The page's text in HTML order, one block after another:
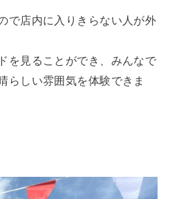
で店内に入りきらない人が外
を見ることができ、みんなで
らしい雰囲気を体験できま